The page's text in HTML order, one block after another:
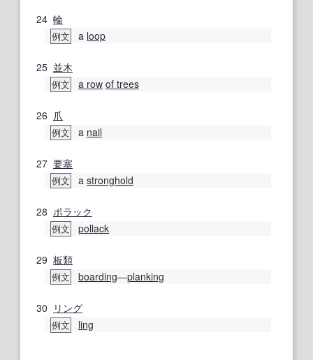
24 輪
例文 a loop
25 並木
例文 a row of trees
26 爪
例文 a nail
27 要塞
例文 a stronghold
28 ポラック
例文 pollack
29 板類
例文 boarding―planking
30 リング
例文 ling